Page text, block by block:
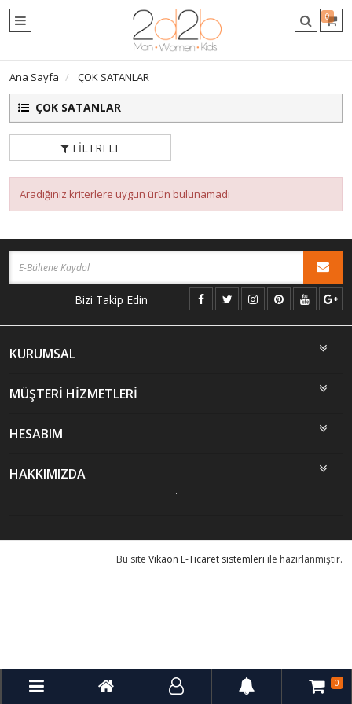
0
Ana Sayfa ÇOK SATANLAR
ÇOK SATANLAR
FILTRELE
Aradığınız kriterlere uygun ürün bulunamadı
Bizi Takip Edin
KURUMSAL
MÜŞTERİ HİZMETLERİ
HESABIM
HAKKIMIZDA
Bu site Vikaon E-Ticaret sistemleri ile hazırlanmıştır.
0